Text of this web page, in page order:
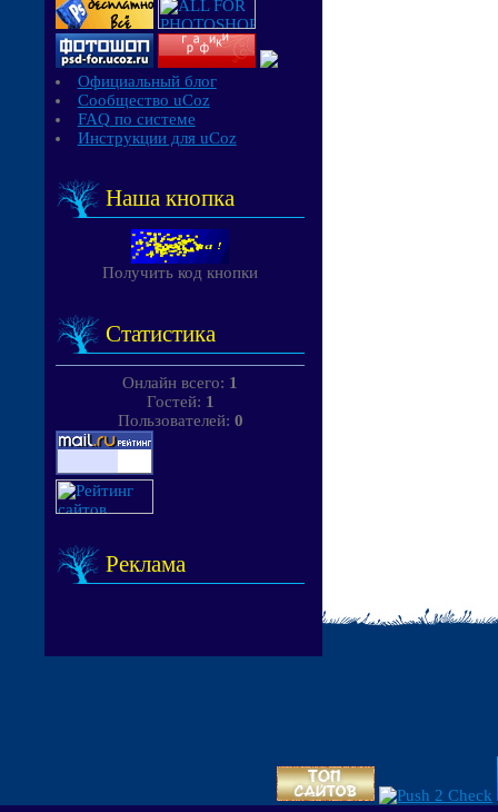
Официальный блог
Сообщество uCoz
FAQ по системе
Инструкции для uCoz
Наша кнопка
Получить код кнопки
Статистика
Онлайн всего: 1
Гостей: 1
Пользователей: 0
Реклама